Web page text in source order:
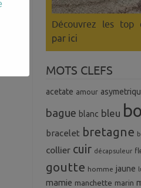
Découvrez les top
par ici
MOTS CLEFS
acetate amour
bague blanc bleu
bracelet bretagne
collier cuir décapsuleur
goutte homme jaune
mamie manchette marin